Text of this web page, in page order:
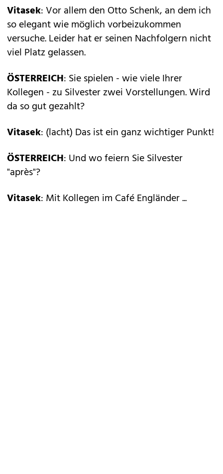
Vitasek: Vor allem den Otto Schenk, an dem ich
so elegant wie möglich vorbeizukommen
versuche. Leider hat er seinen Nachfolgern nicht
viel Platz gelassen.
ÖSTERREICH: Sie spielen - wie viele Ihrer
Kollegen - zu Silvester zwei Vorstellungen. Wird
da so gut gezahlt?
Vitasek: (lacht) Das ist ein ganz wichtiger Punkt!
ÖSTERREICH: Und wo feiern Sie Silvester
"après"?
Vitasek: Mit Kollegen im Café Engländer ...